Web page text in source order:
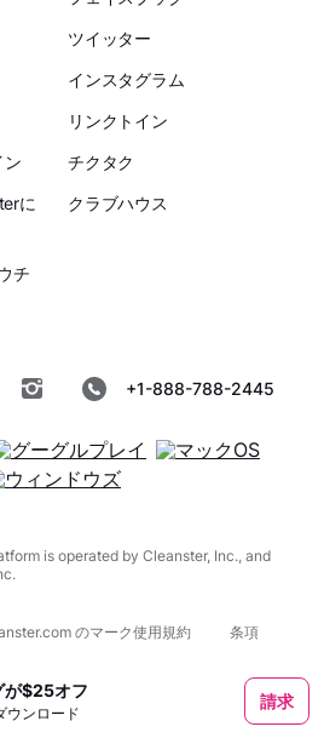
が$25オフ
ウンロード
請求
ン
に
チ
ツイッター
インスタグラム
リンクトイン
チクタク
クラブハウス
+1-888-788-2445
is operated by Cleanster, Inc., and
のマーク使用規約 条項